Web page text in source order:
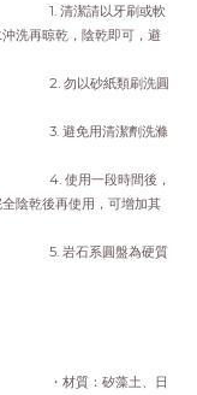
刷或軟
洗再晾乾，陰乾即可，避
刷洗圓
劑洗滌
間後，
陰乾後再使用，可增加其
為硬質
土、日